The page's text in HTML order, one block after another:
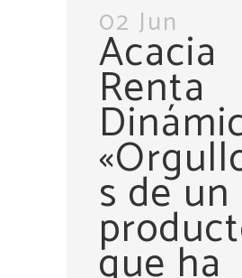
02 Jun
Acacia
Renta
s de un
que ha